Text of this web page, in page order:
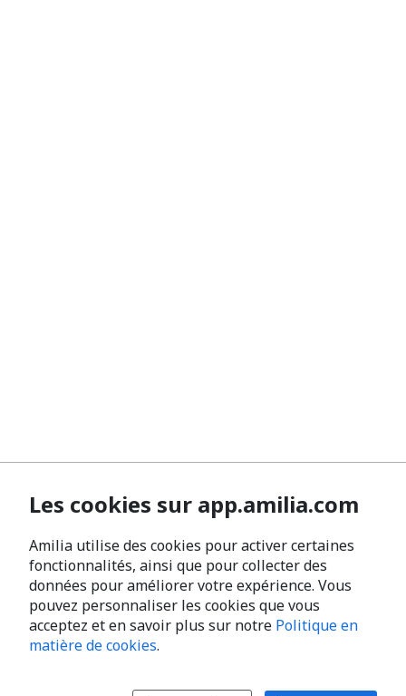
Les cookies sur app.amilia.com
Amilia utilise des cookies pour activer certaines
fonctionnalités, ainsi que pour collecter des
données pour améliorer votre expérience. Vous
pouvez personnaliser les cookies que vous
acceptez et en savoir plus sur notre Politique en
matière de cookies.